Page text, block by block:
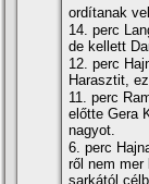
ordí­tanak
14. perc
de kellett
12. perc
Harasztit,
11. perc
előtte Gera
nagyot.
6. perc
ről nem mer
sarkától